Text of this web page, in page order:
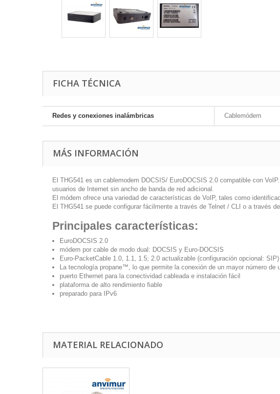
FICHA TÉCNICA
Redes y conexiones inalámbricas Cablemódem
MÁS INFORMACIÓN
El THG541 es un cablemodem DOCSIS/ EuroDOCSIS 2.0 compatible con
usuarios de Internet sin ancho de banda de red adicional.
El módem ofrece una variedad de características de VoIP, tales como
El THG541 se puede configurar fácilmente a través de Telnet / CLI o a través
Principales características:
EuroDOCSIS 2.0
módem por cable de modo dual: DOCSIS y Euro-DOCSIS
Euro-PacketCable 1.0, 1.1, 1.5; 2.0 actualizable (configuración opcional: SIP)
La tecnología propane™, lo que permite la conexión de un mayor número
puerto Ethernet para la conectividad cableada e instalación fácil
plataforma de alto rendimiento fiable
preparado para IPv6
MATERIAL RELACIONADO